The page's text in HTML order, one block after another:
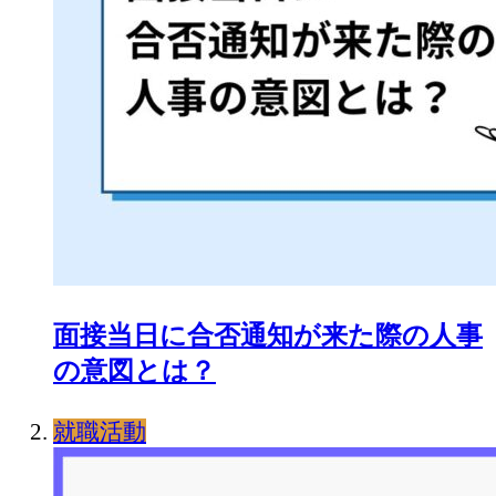
面接当日に合否通知が来た際の人事
の意図とは？
就職活動